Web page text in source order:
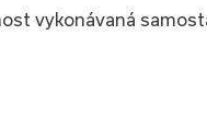
vykonávaná